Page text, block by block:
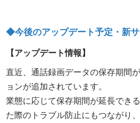
◆今後のアップデート予定・新
【アップデート情報】
直近、通話録画データの保存期間
ョンが追加されています。
業態に応じて保存期間が延長でき
た際のトラブル防止にもつながり